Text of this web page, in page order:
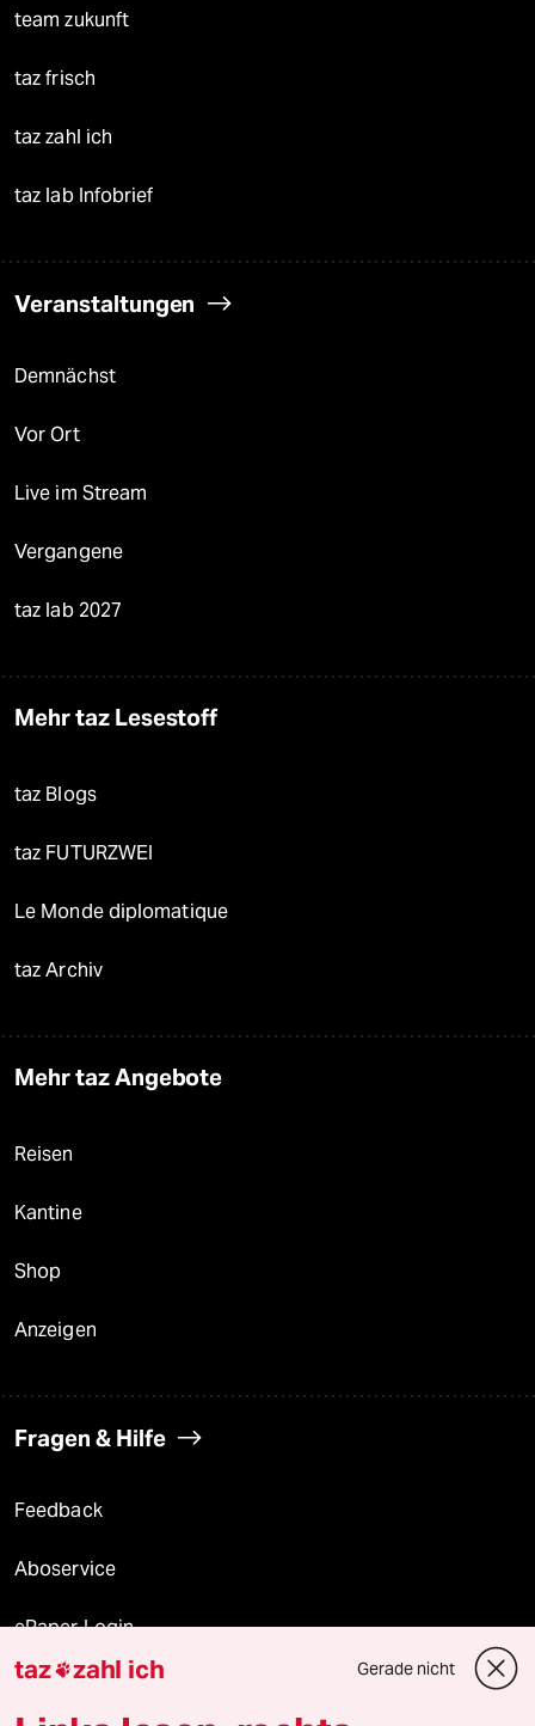
team zukunft
taz frisch
taz zahl ich
taz lab Infobrief
Veranstaltungen
Demnächst
Vor Ort
Live im Stream
Vergangene
taz lab 2027
Mehr taz Lesestoff
taz Blogs
taz FUTURZWEI
Le Monde diplomatique
taz Archiv
Mehr taz Angebote
Reisen
Kantine
Shop
Anzeigen
Fragen & Hilfe
Feedback
Aboservice
ePaper Login
Downloads für Abonnierende
taz zahl ich Gerade nicht